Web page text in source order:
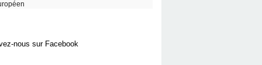
nous sur Facebook